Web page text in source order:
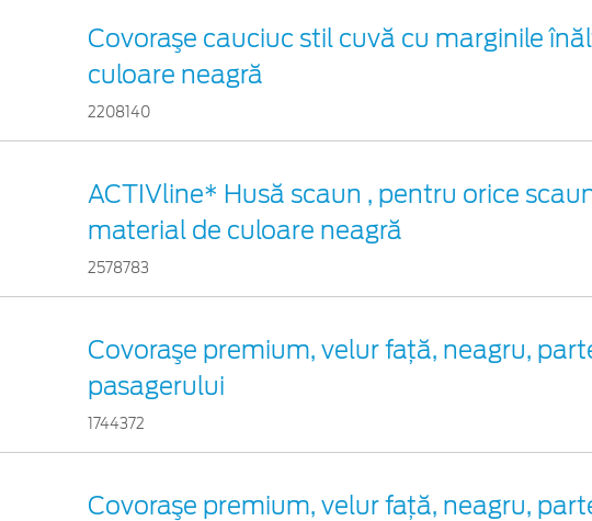
Covoraşe cauciuc stil cuvă cu marginile
culoare neagră
2208140
ACTIVline* Husă scaun , pentru orice
material de culoare neagră
2578783
Covoraşe premium, velur faţă, neagru,
pasagerului
1744372
Covoraşe premium, velur faţă, neagru,